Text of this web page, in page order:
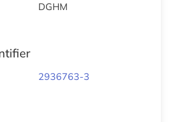
DGHM
2936763-3